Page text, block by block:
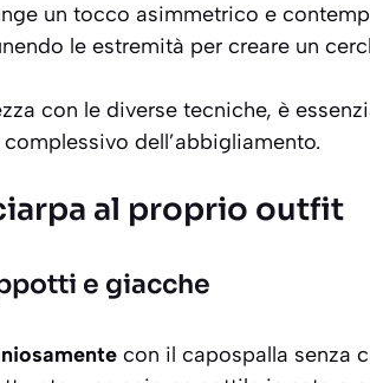
un tocco asimmetrico e
le estremità per creare un
con le diverse tecniche, è
dell’abbigliamento.
al proprio outfit
e giacche
con il capospalla senza